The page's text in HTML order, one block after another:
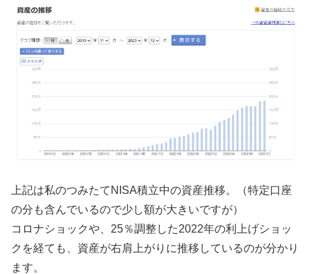
上記は私のつみたてNISA積立中の資産推移。（特定口座
の分も含んでいるので少し額が大きいですが）
コロナショックや、25％調整した2022年の利上げショッ
クを経ても、資産が右肩上がりに推移しているのが分かり
ます。